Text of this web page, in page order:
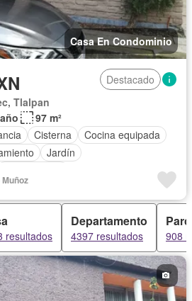
Casa En Condominio
Destacado
Tlalpan
97 m²
Cisterna
Cocina equipada
Jardín
resultados
Departamento
4397 resultados 908